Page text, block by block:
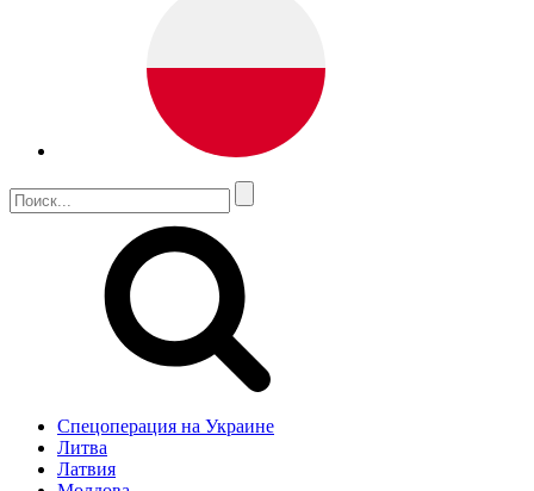
Спецоперация на Украине
Литва
Латвия